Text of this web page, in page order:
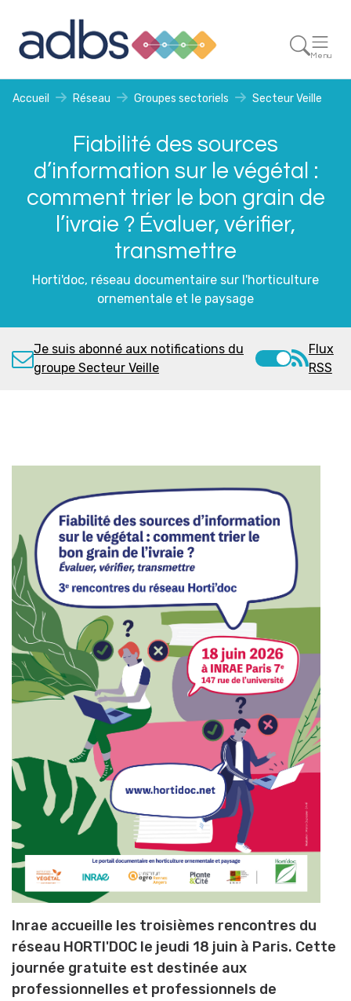
Menu
Accueil Réseau Groupes sectoriels Secteur Veille
Fiabilité des sources
d’information sur le végétal :
comment trier le bon grain de
l’ivraie ? Évaluer, vérifier,
transmettre
Horti'doc, réseau documentaire sur l'horticulture
ornementale et le paysage
Je suis abonné aux notifications du
groupe Secteur Veille
Flux
RSS
Inrae accueille les troisièmes rencontres du
réseau HORTI'DOC le jeudi 18 juin à Paris. Cette
journée gratuite est destinée aux
professionnelles et professionnels de